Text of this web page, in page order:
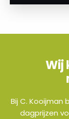
Wij
Bij C. Kooijman
dagprijzen